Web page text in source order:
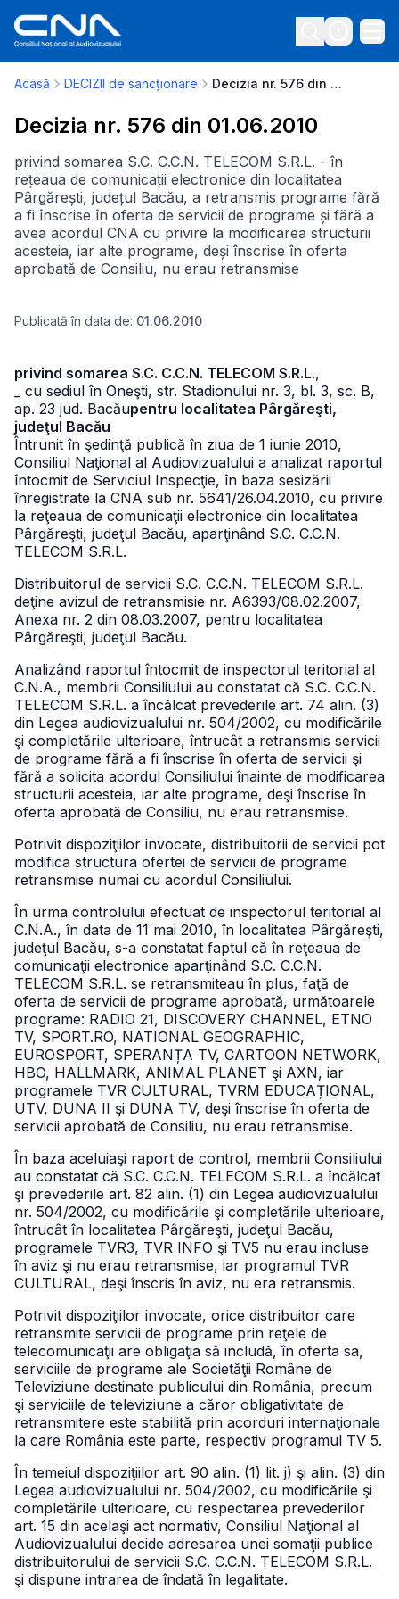
Acasă DECIZII de sancționare Decizia nr. 576 din 01.06.2010
Decizia nr. 576 din 01.06.2010
privind somarea S.C. C.C.N. TELECOM S.R.L. - în
rețeaua de comunicații electronice din localitatea
Pârgărești, județul Bacău, a retransmis programe fără
a fi înscrise în oferta de servicii de programe și fără a
avea acordul CNA cu privire la modificarea structurii
acesteia, iar alte programe, deși înscrise în oferta
aprobată de Consiliu, nu erau retransmise
Publicată în data de: 01.06.2010
privind somarea S.C. C.C.N. TELECOM S.R.L.,
_ cu sediul în Oneşti, str. Stadionului nr. 3, bl. 3, sc. B,
ap. 23 jud. Bacăupentru localitatea Pârgăreşti,
judeţul Bacău
Întrunit în şedinţă publică în ziua de 1 iunie 2010,
Consiliul Naţional al Audiovizualului a analizat raportul
întocmit de Serviciul Inspecţie, în baza sesizării
înregistrate la CNA sub nr. 5641/26.04.2010, cu privire
la reţeaua de comunicaţii electronice din localitatea
Pârgăreşti, judeţul Bacău, aparţinând S.C. C.C.N.
TELECOM S.R.L.
Distribuitorul de servicii S.C. C.C.N. TELECOM S.R.L.
deţine avizul de retransmisie nr. A6393/08.02.2007,
Anexa nr. 2 din 08.03.2007, pentru localitatea
Pârgăreşti, judeţul Bacău.
Analizând raportul întocmit de inspectorul teritorial al
C.N.A., membrii Consiliului au constatat că S.C. C.C.N.
TELECOM S.R.L. a încălcat prevederile art. 74 alin. (3)
din Legea audiovizualului nr. 504/2002, cu modificările
şi completările ulterioare, întrucât a retransmis servicii
de programe fără a fi înscrise în oferta de servicii şi
fără a solicita acordul Consiliului înainte de modificarea
structurii acesteia, iar alte programe, deşi înscrise în
oferta aprobată de Consiliu, nu erau retransmise.
Potrivit dispoziţiilor invocate, distribuitorii de servicii pot
modifica structura ofertei de servicii de programe
retransmise numai cu acordul Consiliului.
În urma controlului efectuat de inspectorul teritorial al
C.N.A., în data de 11 mai 2010, în localitatea Pârgăreşti,
judeţul Bacău, s-a constatat faptul că în reţeaua de
comunicaţii electronice aparţinând S.C. C.C.N.
TELECOM S.R.L. se retransmiteau în plus, faţă de
oferta de servicii de programe aprobată, următoarele
programe: RADIO 21, DISCOVERY CHANNEL, ETNO
TV, SPORT.RO, NATIONAL GEOGRAPHIC,
EUROSPORT, SPERANȚA TV, CARTOON NETWORK,
HBO, HALLMARK, ANIMAL PLANET şi AXN, iar
programele TVR CULTURAL, TVRM EDUCAȚIONAL,
UTV, DUNA II şi DUNA TV, deşi înscrise în oferta de
servicii aprobată de Consiliu, nu erau retransmise.
În baza aceluiaşi raport de control, membrii Consiliului
au constatat că S.C. C.C.N. TELECOM S.R.L. a încălcat
şi prevederile art. 82 alin. (1) din Legea audiovizualului
nr. 504/2002, cu modificările şi completările ulterioare,
întrucât în localitatea Pârgăreşti, judeţul Bacău,
programele TVR3, TVR INFO şi TV5 nu erau incluse
în aviz şi nu erau retransmise, iar programul TVR
CULTURAL, deşi înscris în aviz, nu era retransmis.
Potrivit dispoziţiilor invocate, orice distribuitor care
retransmite servicii de programe prin reţele de
telecomunicaţii are obligaţia să includă, în oferta sa,
serviciile de programe ale Societăţii Române de
Televiziune destinate publicului din România, precum
şi serviciile de televiziune a căror obligativitate de
retransmitere este stabilită prin acorduri internaţionale
la care România este parte, respectiv programul TV 5.
În temeiul dispoziţiilor art. 90 alin. (1) lit. j) şi alin. (3) din
Legea audiovizualului nr. 504/2002, cu modificările şi
completările ulterioare, cu respectarea prevederilor
art. 15 din acelaşi act normativ, Consiliul Naţional al
Audiovizualului decide adresarea unei somaţii publice
distribuitorului de servicii S.C. C.C.N. TELECOM S.R.L.
şi dispune intrarea de îndată în legalitate.